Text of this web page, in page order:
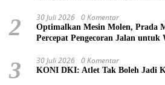
2 30 Juli 2026 0 Komentar
Optimalkan Mesin Molen, Prada
Percepat Pengecoran Jalan untuk
3 30 Juli 2026 0 Komentar
KONI DKI: Atlet Tak Boleh Jadi